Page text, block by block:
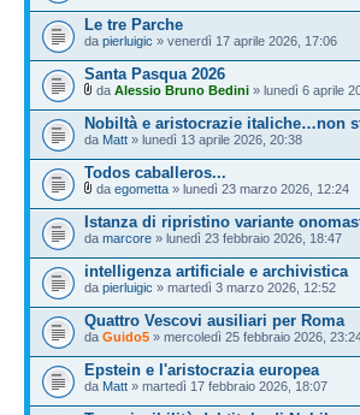
Le tre Parche
da pierluigic » venerdì 17 aprile 2026, 17:06
Santa Pasqua 2026
da Alessio Bruno Bedini » lunedì 6 aprile
Nobiltà e aristocrazie italiche…non
da Matt » lunedì 13 aprile 2026, 20:38
Todos caballeros...
da egometta » lunedì 23 marzo 2026, 12:24
Istanza di ripristino variante
da marcore » lunedì 23 febbraio 2026, 18:47
intelligenza artificiale e archivistica
da pierluigic » martedì 3 marzo 2026, 12:52
Quattro Vescovi ausiliari per Roma
da Guido5 » mercoledì 25 febbraio 2026,
Epstein e l'aristocrazia europea
da Matt » martedì 17 febbraio 2026, 18:07